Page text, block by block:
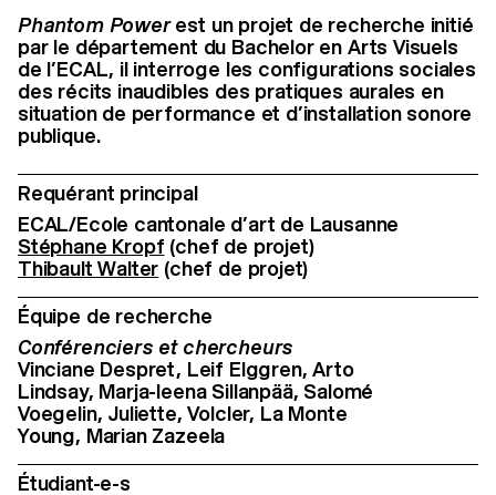
Phantom Powerest un projet de recherche initié
par le département du Bachelor en Arts Visuels
de l’ECAL, il interroge les configurations sociales
des récits inaudibles des pratiques aurales en
situation de performance et d’installation sonore
publique.
Requérant principal
ECAL/Ecole cantonale d’art de Lausanne
Stéphane Kropf (chef de projet)
Thibault Walter (chef de projet)
Équipe de recherche
Conférenciers et chercheurs
Vinciane Despret, Leif Elggren, Arto
Lindsay, Marja-leena Sillanpää, Salomé
Voegelin, Juliette, Volcler, La Monte
Young, Marian Zazeela
Étudiant-e-s